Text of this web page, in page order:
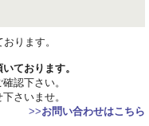
ります。
ております。
認下さい。
さいませ。
>>お問い合わせはこちら